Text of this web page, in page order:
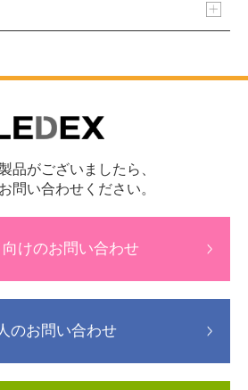
品がございましたら、
問い合わせください。
けのお問い合わせ
のお問い合わせ